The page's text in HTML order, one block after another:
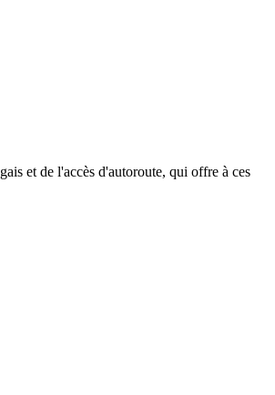
et de l'accès d'autoroute, qui offre à ces